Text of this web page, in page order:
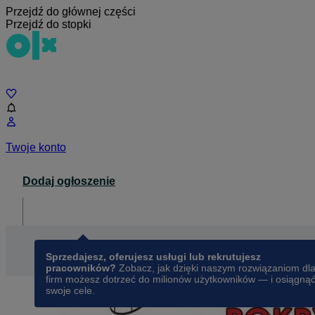
Przejdź do głównej części
Przejdź do stopki
Twoje konto
Dodaj ogłoszenie
Sprzedajesz, oferujesz usługi lub rekrutujesz
pracowników? Zobacz, jak dzięki naszym rozwiązaniom dla
firm możesz dotrzeć do milionów użytkowników — i osiągnąć
swoje cele.